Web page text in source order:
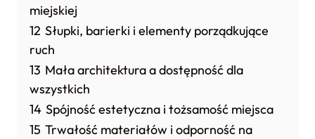
miejskiej
12 Słupki, barierki i elementy porządkujące
ruch
13 Mała architektura a dostępność dla
wszystkich
14 Spójność estetyczna i tożsamość miejsca
15 Trwałość materiałów i odporność na